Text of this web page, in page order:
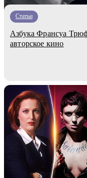
Статьи
Азбука Франсуа
авторское кино